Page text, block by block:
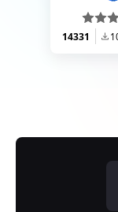
14331